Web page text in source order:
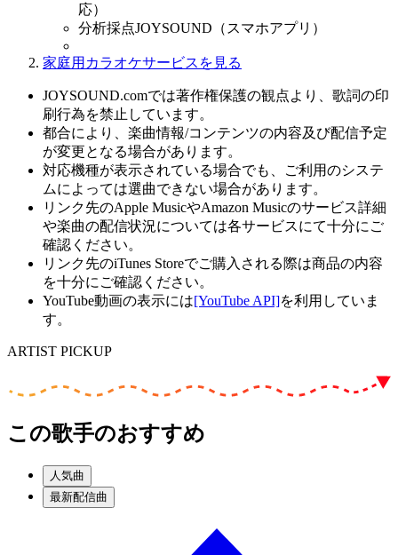
応）
分析採点JOYSOUND（スマホアプリ）
家庭用カラオケサービスを見る
JOYSOUND.comでは著作権保護の観点より、歌詞の印
刷行為を禁止しています。
都合により、楽曲情報/コンテンツの内容及び配信予定
が変更となる場合があります。
対応機種が表示されている場合でも、ご利用のシステ
ムによっては選曲できない場合があります。
リンク先のApple MusicやAmazon Musicのサービス詳細
や楽曲の配信状況については各サービスにて十分にご
確認ください。
リンク先のiTunes Storeでご購入される際は商品の内容
を十分にご確認ください。
YouTube動画の表示には[YouTube API]を利用していま
す。
ARTIST PICKUP
この歌手のおすすめ
人気曲
最新配信曲